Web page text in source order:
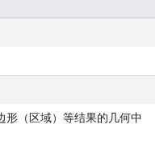
形（区域）等结果的几何中